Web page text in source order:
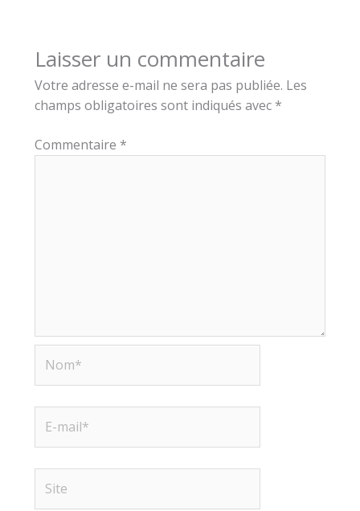
Laisser un commentaire
Votre adresse e-mail ne sera pas publiée. Les
champs obligatoires sont indiqués avec *
Commentaire *
mail*